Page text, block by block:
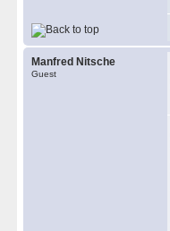
Manfred Nitsche
Guest